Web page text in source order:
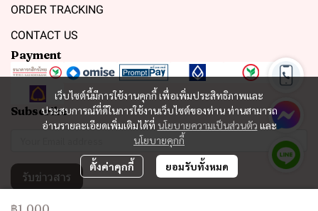
เว็บไซต์นี้มีการใช้งานคุกกี้ เพื่อเพิ่มประสิทธิภาพและ
ประสบการณ์ที่ดีในการใช้งานเว็บไซต์ของท่าน ท่านสามารถ
อ่านรายละเอียดเพิ่มเติมได้ที่ นโยบายความเป็นส่วนตัว และ
นโยบายคุกกี้
ตั้งค่าคุกกี้ ยอมรับทั้งหมด
ORDER TRACKING
CONTACT US
Payment
Subscribe
รับข่าวสาร